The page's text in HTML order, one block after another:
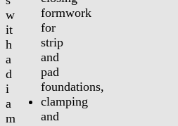
w
it
h
a
d
i
a
m
formwork
for
strip
and
pad
foundations,
clamping
and